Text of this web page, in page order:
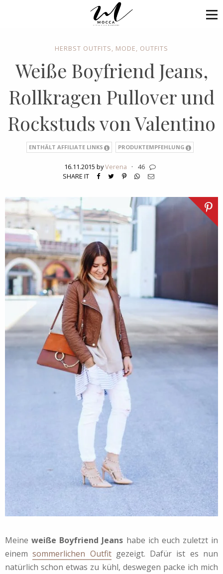
HERBST OUTFITS, MODE, OUTFITS
Weiße Boyfriend Jeans,
Rollkragen Pullover und
Rockstuds von Valentino
ENTHÄLT AFFILIATE LINKS PRODUKTEMPFEHLUNG
16.11.2015 byVerena ·
46
SHARE IT
Meineweiße Boyfriend Jeans habe ich euch zuletzt in
einemsommerlichen Outfitgezeigt. Dafür ist es nun
natürlich schon etwas zu kühl, deswegen packe ich mich